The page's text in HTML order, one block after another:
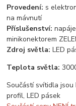
Provedení: s
na mávnutí
Příslušenství:
minikonektorem
Zdroj světla:LED
Teplota světla:
Součástí svítidla jsou
profil, LED pásek